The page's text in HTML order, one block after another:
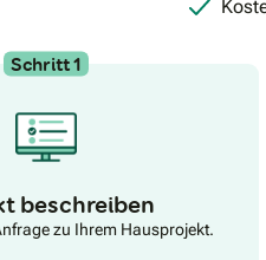
Schritt 1
beschreiben
zu Ihrem Hausprojekt.